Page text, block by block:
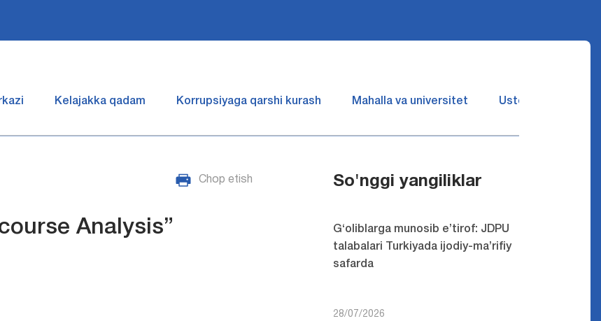
Kelajakka qadam Korrupsiyaga qarshi kurash Mahalla va universitet Ustozlar suhbatin
Chop etish
Analysis”
So'nggi yangiliklar
G‘oliblarga munosib e’tirof: JDPU
talabalari Turkiyada ijodiy-ma’rifiy
safarda
28/07/2026